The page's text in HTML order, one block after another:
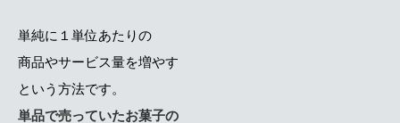
単純に１単位あたりの
商品やサービス量を増やす
という方法です。
単品で売っていたお菓子の